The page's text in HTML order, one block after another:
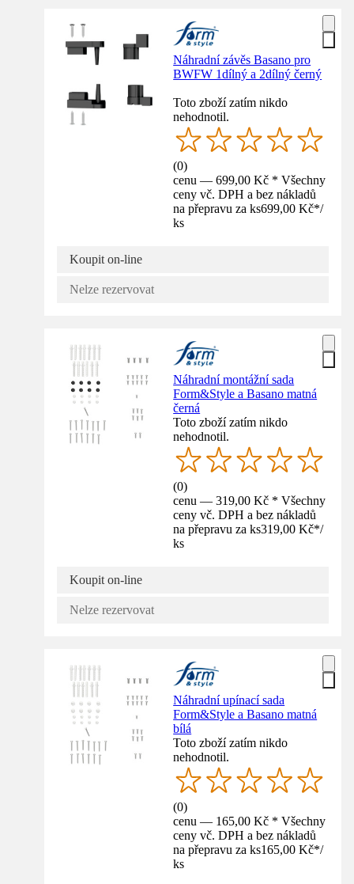
Náhradní závěs Basano pro
BWFW 1dílný a 2dílný černý
Toto zboží zatím nikdo
nehodnotil.
(0)
cenu — 699,00 Kč * Všechny
ceny vč. DPH a bez nákladů
na přepravu za ks699,00 Kč*/
ks
Koupit on-line
Nelze rezervovat
Náhradní montážní sada
Form&Style a Basano matná
černá
Toto zboží zatím nikdo
nehodnotil.
(0)
cenu — 319,00 Kč * Všechny
ceny vč. DPH a bez nákladů
na přepravu za ks319,00 Kč*/
ks
Koupit on-line
Nelze rezervovat
Náhradní upínací sada
Form&Style a Basano matná
bílá
Toto zboží zatím nikdo
nehodnotil.
(0)
cenu — 165,00 Kč * Všechny
ceny vč. DPH a bez nákladů
na přepravu za ks165,00 Kč*/
ks